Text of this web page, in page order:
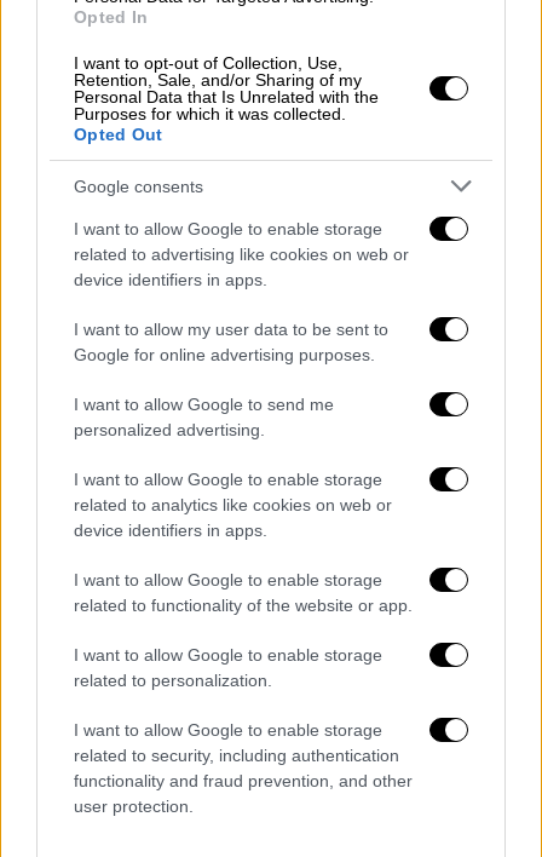
Opted In
I want to opt-out of Collection, Use,
Retention, Sale, and/or Sharing of my
Personal Data that Is Unrelated with the
Purposes for which it was collected.
Opted Out
Google consents
I want to allow Google to enable storage
related to advertising like cookies on web or
device identifiers in apps.
I want to allow my user data to be sent to
Google for online advertising purposes.
I want to allow Google to send me
personalized advertising.
I want to allow Google to enable storage
related to analytics like cookies on web or
device identifiers in apps.
I want to allow Google to enable storage
related to functionality of the website or app.
I want to allow Google to enable storage
related to personalization.
I want to allow Google to enable storage
related to security, including authentication
functionality and fraud prevention, and other
user protection.
Διεύθυνσης Φαρμάκου του Εθνικού
Οργανισμού Παροχής Υπηρεσιών Υγείας
(Ε.Ο.Π.Υ.Υ.), μέλος της Επιτροπής
Αξιολόγησης και Αποζημίωσης
Φαρμάκων Ανθρώπινης Χρήσης.
ΠΡΙΝΕΑ ΕΥΦΡΟΣΥΝΗ
, του κλάδου ΠΕ
Φαρμακοποιών, Προϊσταμένη του
Τμήματος Σχεδιασμού, Παρακολούθησης
και Χορήγησης Φαρμάκων της
Οργανισμού Παροχής Υπηρεσιών Υγείας
(Ε.Ο.Π.Υ.Υ.), μέλος της Επιτροπής
Αξιολόγησης και Αποζημίωσης
Φαρμάκων Ανθρώπινης Χρήσης.
ΚΩΝΣΤΑΝΤΙΝΑ, μη εκτελεστική
Πρόεδρος Ε.Ο.Π.Υ.Υ., μέλος της
Φαρμάκων.
ΧΑΤΖΗΓΕΩΡΓΙΟΥ ΝΙΚΟΔΗΜΟΣ
Σμήναρχος (ΥΦ), Κλινικός Φαρμακοποιός,
Τμηματάρχης Διεύθυνσης Υγειονομικού
του ΥΠΕΘΑ/ΓΕΑ, μέλος της Επιτροπής
Διαπραγμάτευσης Τιμών Φαρμάκων.
ΠΑΤΕΡΑΚΗΣ ΠΑΝΑΓΙΩΤΗΣ , του κλάδου
ΠΕ Φαρμακευτικής, Προϊστάμενος του